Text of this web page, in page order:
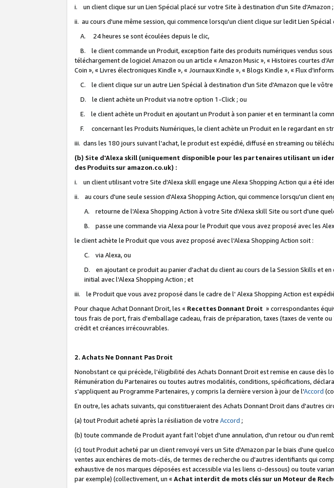
i. un client clique sur un Lien Spécial placé sur votre Site à destination d'un Site d'Amazon
ii. au cours d'une même session, qui commence lorsqu'un client clique sur ledit Lien
A. 24 heures se sont écoulées depuis le clic,
B. le client commande un Produit, exception faite des produits numériques vendus
téléchargement de logiciel Amazon ou un article « Amazon Music », « Histoires courtes
Coin », « Livres électroniques Kindle », « Journaux Kindle », « Blogs Kindle », « Flux
C. le client clique sur un autre Lien Spécial à destination d'un Site d'Amazon que le vôtre
D. le client achète un Produit via notre option 1-Click ; ou
E. le client achète un Produit en ajoutant un Produit à son panier et en terminant la
F. concernant les Produits Numériques, le client achète un Produit en le regardant en
iii. dans les 180 jours suivant l'achat, le produit est expédié, diffusé en streaming ou
(b) Site d'Alexa skill (uniquement disponible pour les partenaires utilisant un
des Produits sur amazon.co.uk) :
i. un client utilisant votre Site d'Alexa skill engage une Alexa Shopping Action qui a été
ii. au cours d'une seule session d'Alexa Shopping Action, qui commence lorsqu'un client
A. retourne de l'Alexa Shopping Action à votre Site d'Alexa skill Site ou sort d'une
B. passe une commande via Alexa pour le Produit que vous avez proposé avec les
le client achète le Produit que vous avez proposé avec l'Alexa Shopping Action soit :
C. via Alexa, ou
D. en ajoutant ce produit au panier d'achat du client au cours de la Session Skills et
initial avec l'Alexa Shopping Action ; et
iii. le Produit que vous avez proposé dans le cadre de l' Alexa Shopping Action est
Pour chaque Achat Donnant Droit, les « Recettes Donnant Droit » correspondantes
tous frais de port, frais d'emballage cadeau, frais de préparation, taxes (taxes de vente
crédit et créances irrécouvrables.
2. Achats Ne Donnant Pas Droit
Nonobstant ce qui précède, l'éligibilité des Achats Donnant Droit est remise en cause
Rémunération du Partenaires ou toutes autres modalités, conditions, spécifications,
s'appliquent au Programme Partenaires, y compris la dernière version à jour de l'Accord
En outre, les achats suivants, qui constitueraient des Achats Donnant Droit dans d'autres
(a) tout Produit acheté après la résiliation de votre Accord ;
(b) toute commande de Produit ayant fait l'objet d'une annulation, d'un retour ou d'un
(c) tout Produit acheté par un client renvoyé vers un Site d'Amazon par le biais d'une
ventes aux enchères de mots-clés, de termes de recherche ou d'autres identifiants qui
exhaustive de nos marques déposées est accessible via les liens ci-dessous) ou toute
par exemple) (collectivement, un « Achat interdit de mots clés sur un Moteur de